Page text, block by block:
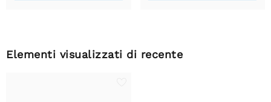
Elementi visualizzati di recente